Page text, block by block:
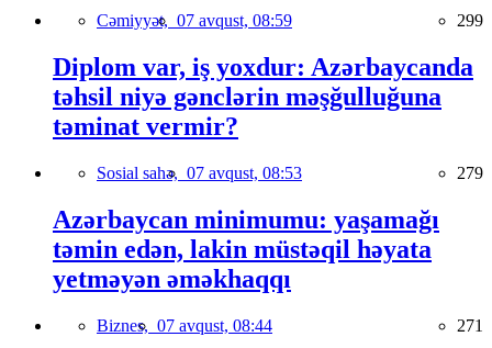
Cəmiyyət, 07 avqust, 08:59 299
Diplom var, iş yoxdur: Azərbaycanda
təhsil niyə gənclərin məşğulluğuna
təminat vermir?
Sosial sahə, 07 avqust, 08:53 279
Azərbaycan minimumu: yaşamağı
təmin edən, lakin müstəqil həyata
yetməyən əməkhaqqı
Biznes, 07 avqust, 08:44 271